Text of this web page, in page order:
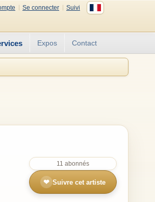
Se connecter
Suivi
Expos Contact
11 abonnés
❤ Suivre cet artiste